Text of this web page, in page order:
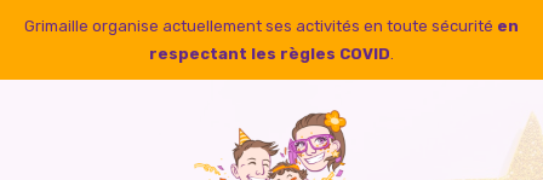
Grimaille organise actuellement ses activités en toute sécurité en
respectant les règles COVID.